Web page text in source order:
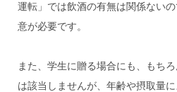
運転」では飲酒の有無は関係ない
意が必要です。
また、学生に贈る場合にも、もち
は該当しませんが、年齢や摂取量